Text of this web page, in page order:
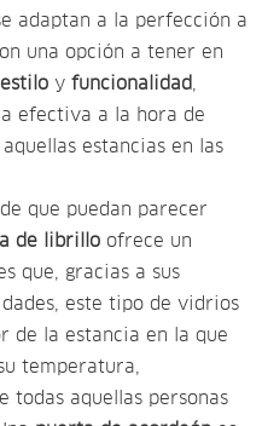
adaptan a la perfección a
una opción a tener en
estiloyfuncionalidad,
efectiva a la hora de
estancias en las
que puedan parecer
de librillo ofrece un
que, gracias a sus
este tipo de vidrios
de la estancia en la que
temperatura,
todas aquellas personas